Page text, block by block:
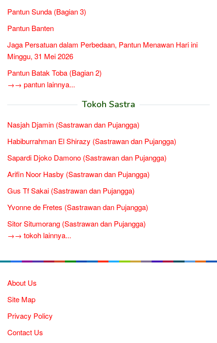
Pantun Sunda (Bagian 3)
Pantun Banten
Jaga Persatuan dalam Perbedaan, Pantun Menawan Hari ini
Minggu, 31 Mei 2026
Pantun Batak Toba (Bagian 2)
→→ pantun lainnya...
Tokoh Sastra
Nasjah Djamin (Sastrawan dan Pujangga)
Habiburrahman El Shirazy (Sastrawan dan Pujangga)
Sapardi Djoko Damono (Sastrawan dan Pujangga)
Arifin Noor Hasby (Sastrawan dan Pujangga)
Gus Tf Sakai (Sastrawan dan Pujangga)
Yvonne de Fretes (Sastrawan dan Pujangga)
Sitor Situmorang (Sastrawan dan Pujangga)
→→ tokoh lainnya...
About Us
Site Map
Privacy Policy
Contact Us